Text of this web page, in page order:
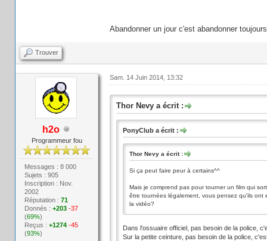
Abandonner un jour c'est abandonner toujours
Trouver
h2o
Programmeur fou
Messages : 8 000
Sujets : 905
Inscription : Nov.
2002
Réputation :71
Donnés :+203 -37
(69%)
Reçus :+1274 -45
(93%)
Sam. 14 Juin 2014, 13:32
Thor Nevy a écrit :
PonyClub a écrit :
Thor Nevy a écrit :
Si ça peut faire peur à certains^^
Mais je comprend pas pour tourner un film qui
être tournées légalement, vous pensez qu'ils
la vidéo?
Dans l'ossuaire officiel, pas besoin de la police,
Sur la petite ceinture, pas besoin de la police,